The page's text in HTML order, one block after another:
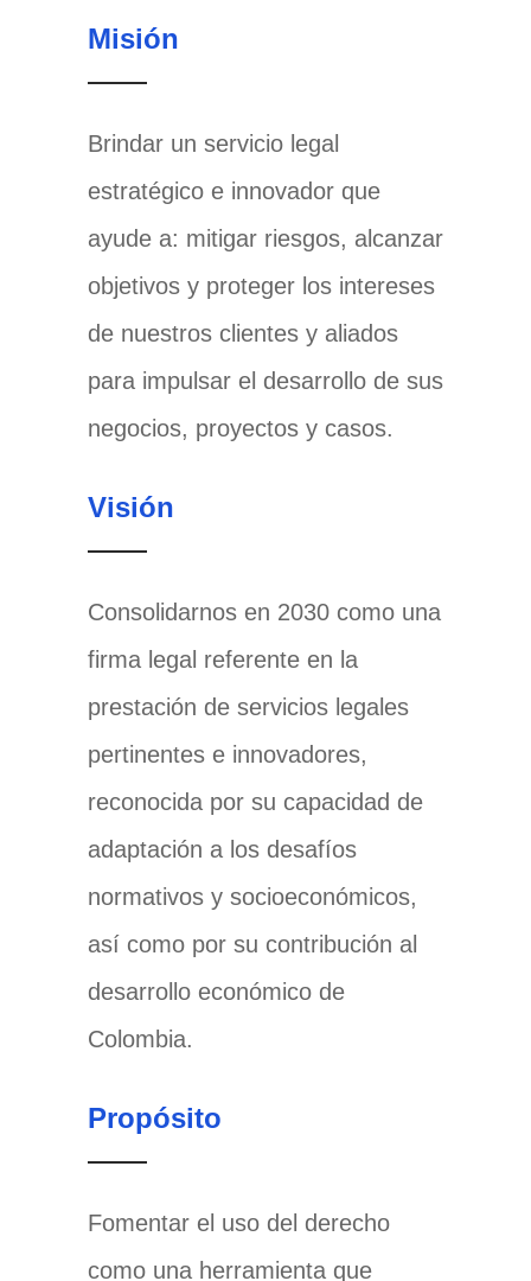
Misión
Brindar un servicio legal
estratégico e innovador que
ayude a: mitigar riesgos, alcanzar
objetivos y proteger los intereses
de nuestros clientes y aliados
para impulsar el desarrollo de sus
negocios, proyectos y casos.
Visión
Consolidarnos en 2030 como una
firma legal referente en la
prestación de servicios legales
pertinentes e innovadores,
reconocida por su capacidad de
adaptación a los desafíos
normativos y socioeconómicos,
así como por su contribución al
desarrollo económico de
Colombia.
Propósito
Fomentar el uso del derecho
como una herramienta que